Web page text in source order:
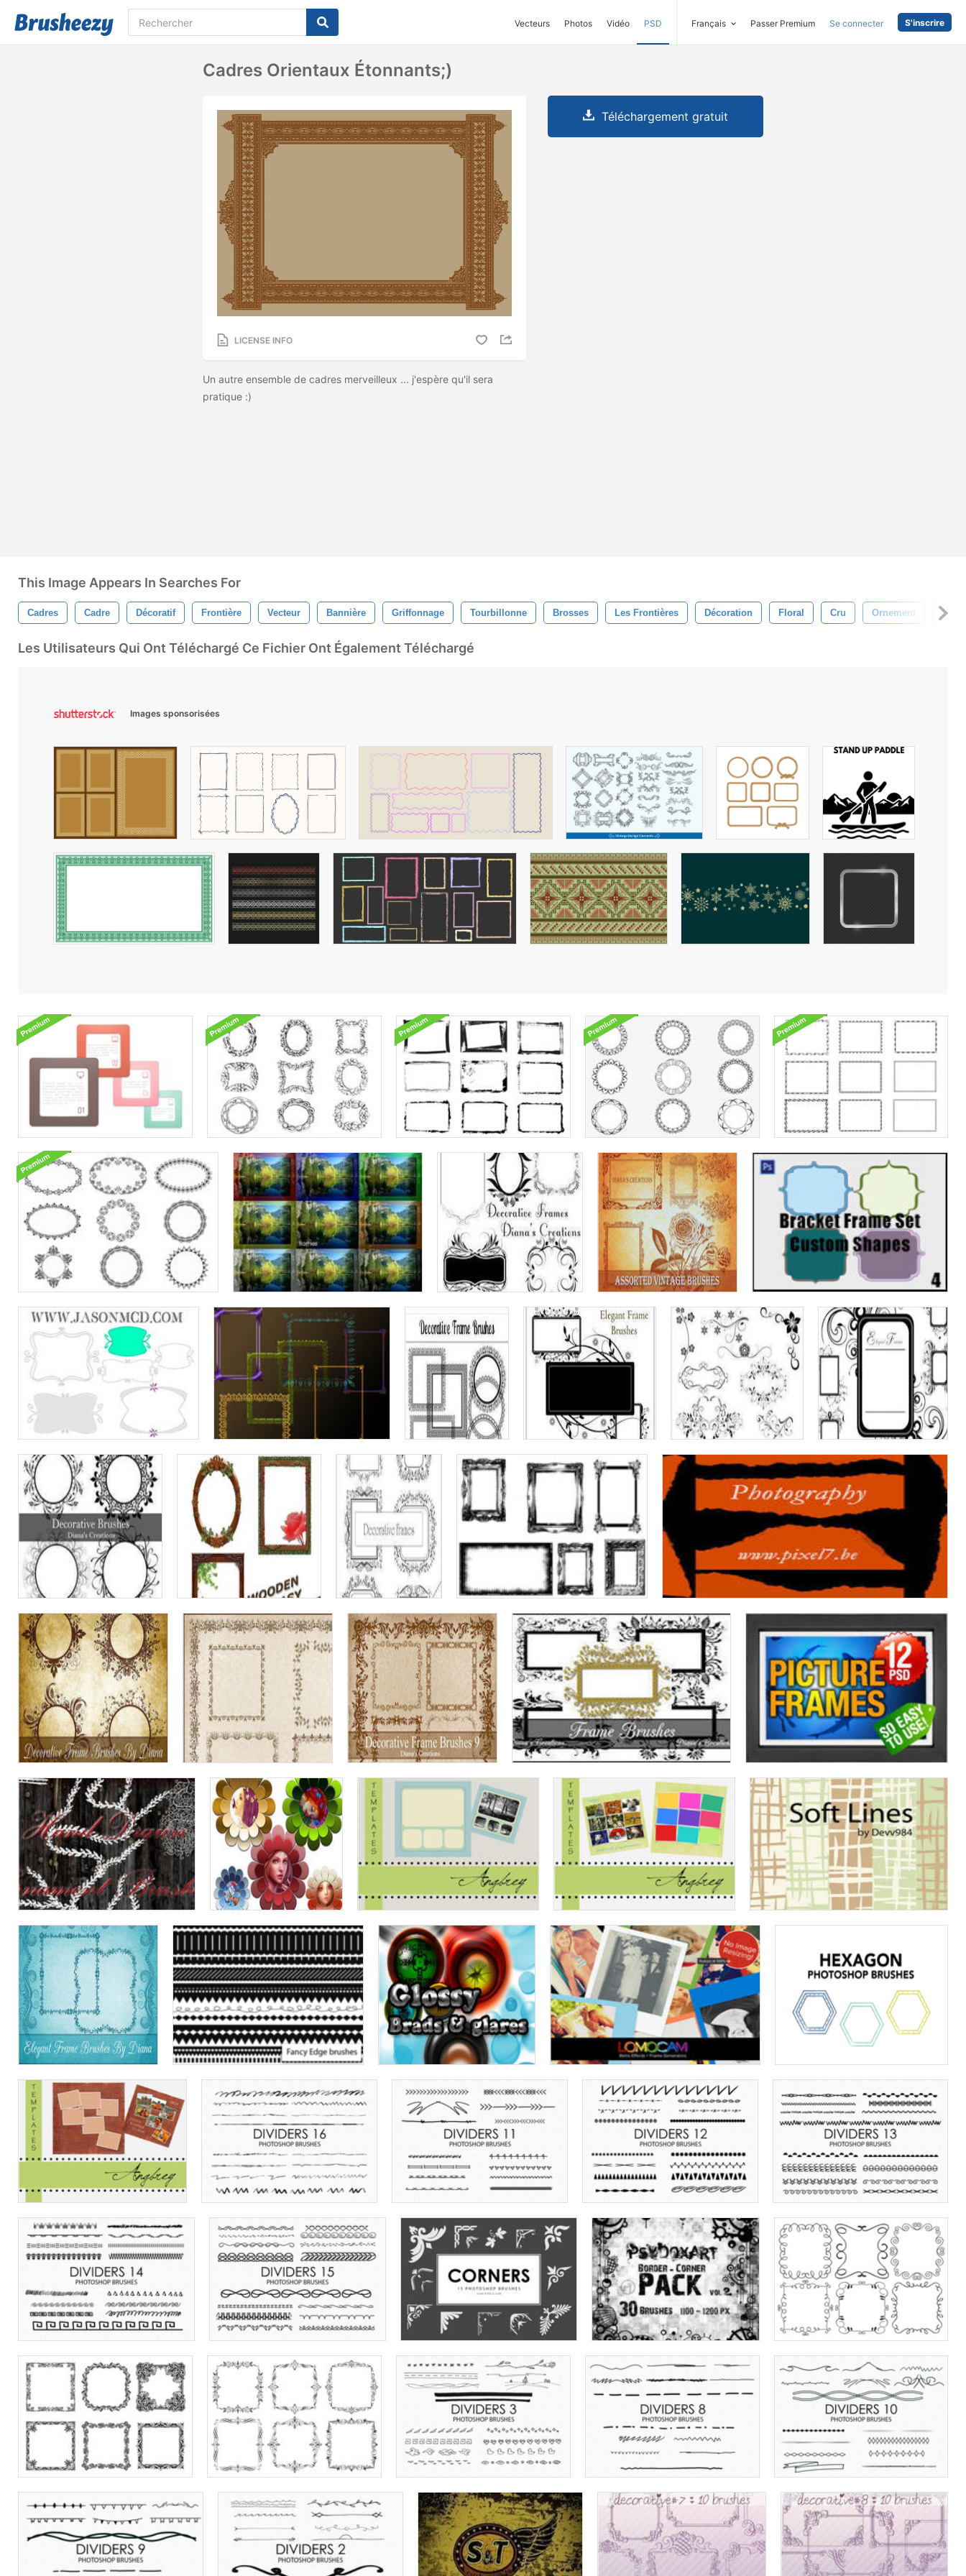
Vecteurs Photos Vidéo PSD Français Passer Premium Se connecter S'inscrire
Cadres Orientaux Étonnants;)
LICENSE INFO
Un autre ensemble de cadres merveilleux ... j'espère qu'il sera
pratique :)
Téléchargement gratuit
This Image Appears In Searches For
Cadres Cadre Décoratif Frontière Vecteur Bannière Griffonnage Tourbillonne Brosses Les Frontières Décoration Floral Cru Ornement
Les Utilisateurs Qui Ont Téléchargé Ce Fichier Ont Également Téléchargé
Images sponsorisées